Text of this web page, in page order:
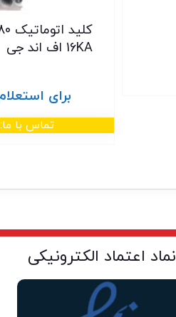
16KA اف اند جی
برای
تماس با ما: 02122529453
نماد اعتماد الکترونیکی